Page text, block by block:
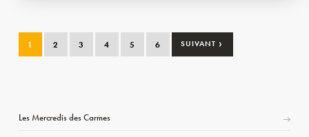
1 2 3 4 5 6 SUIVANT ›
Les Mercredis des Carmes